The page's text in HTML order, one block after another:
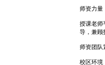
师资力量
授课老师
导，兼顾
师资团队
校区环境